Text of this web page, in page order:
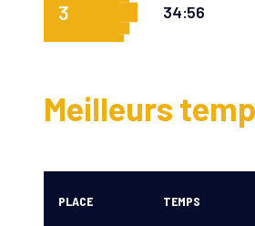
3 34:56
Meilleurs
PLACE TEMPS